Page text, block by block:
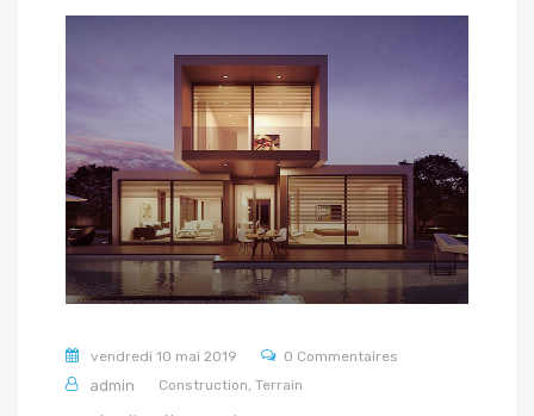
vendredi 10 mai 2019 0 Commentaires
admin Construction, Terrain